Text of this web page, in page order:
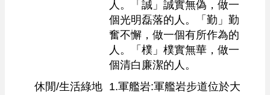
人。「誠」誠實無偽，做一
個光明磊落的人。「勤」勤
奮不懈，做一個有所作為的
人。「樸」樸實無華，做一
個清白廉潔的人。
休閒/生活綠地 1.軍艦岩:軍艦岩步道位於大